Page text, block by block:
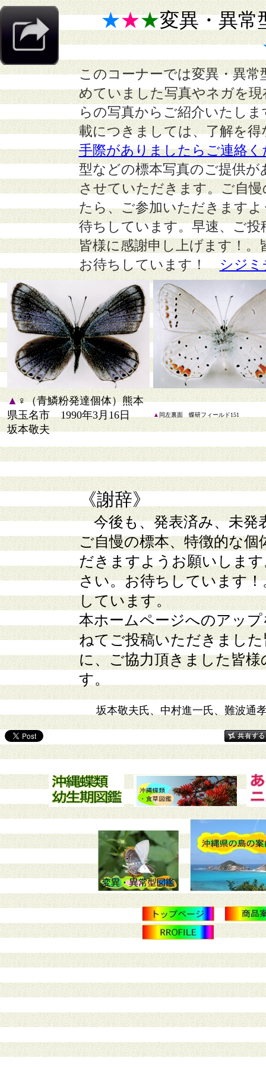
★★★変異・異常
このコーナーでは変異・異
めていました写真やネガを
らの写真からご紹介いたし
載につきましては、了解を
手際がありましたらご連絡く
型などの標本写真のご提供
させていただきます。ご自
たら、ご参加いただきます
待ちしています。早速、ご
皆様に感謝申し上げます！
お待ちしています！
シジミ
▲♀（青鱗粉発達個体）熊本
県玉名市 1990年3月16日
坂本敬夫
▲ 同左裏面 蝶研フィールド151
《謝辞》
今後も、発表済み、未発
ご自慢の標本、特徴的な
だきますようお願いしま
さい。お待ちしています
しています。
本ホームページへのアッ
ねてご投稿いただきまし
に、ご協力頂きました皆
す。
坂本敬夫氏、中村進一氏、難波通